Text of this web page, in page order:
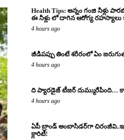
Health Tips: అన్నం గంజి నీళ్లు
ఈ నీళ్లు లో దాగిన ఆరోగ్య రహస్యాలు
4 hours ago
జీడిపప్పు తింటే శరీరంలో ఏం
4 hours ago
ది ప్యారడైజ్ టీజర్ దుమ్మురేపింది…
4 hours ago
ఏపీ బ్రాండ్ అంబాసిడర్‌గా
క్లారిటీ!